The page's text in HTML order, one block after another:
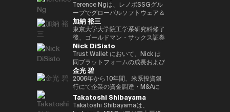
散型アプリケーションとデジタル
資産の可能性を明確に見据えた
Yat氏は、Animoca Brandsをブ
ロックチェーン、ゲーム、NFT、
そしてオープン・メタバース分野
におけるリーダー的地位へと迅速
に導きました。Animoca Brands
はNFTを中心とした複数の子会社
や製品群を展開しており、さらに
540社を超えるブロックチェーン
関連企業に投資を行い、世界最大
級のブロックチェーン投資ポート
フォリオを築いています。 Yat氏
100万ドルを投資したことで知ら
れている。 ターピンは2015年に
「ビットコイン四季モデル
（Four Seasons of Bitcoin）」
を開発した人物でもあり、2024
年に Skyhorse Publishing から
刊行された著書『Bitcoin
Supercycle』は高い評価を受
け、2024年11月上旬におけるビ
ットコインの史上最高値更新を正
確に予測したことで注目を集め
た。 デジタル資産分野に参入す
る以前には、Market Wire（現
事務所長、金融機構局国際課長
（バーゼル規制担当）、国際局企
画役等を歴任。財務省では国際機
構課企画官として国際金融
（FATF、FSB等）を担当。 一橋
大学法学部卒業。ハーバード大学
でComputer Science for AIを履
修。
ア経済への理解促進と、二国間の
経済・金融関係のさらなる強化に
取り組んでいます。 中央銀行、
銀行監督当局、ならびに欧州中央
銀行（ECB）や欧州投資銀行
（EIB）を含む国際金融機関にお
いて15年以上の経験を有し、金
融規制、ガバナンス、コンプライ
アンスの分野で深い専門性を備え
ています。 ローマ大学トル・ヴ
ェルガータ校にて、健全性規制お
よび監督当局の制裁権限をテーマ
とする法学博士号を取得していま
ンス、CX戦略推進などを経験。
2022年 ソニー銀行入社、現在は
ソニー銀行 DX事業企画部長とし
てweb3関連の新規事業企画を推
進。
債・金利デリバティブのトレーデ
ィング業務に従事。 その後、株
式会社松尾研究所に参画し、機械
学習プロジェクトの企画から
PoC、開発を一貫して担当。
2022年より同社取締役に就任、
また生成AIに特化したVCファン
ドを新設。
Terence Ngは、レノボSSGグル
ープでグローバルソフトウェア＆
マネージドサービスビジネスを率
いています。彼は、戦略的な
Microsoft Cloud Solution
Provider（CSP）プログラムを推
進し、Microsoftと連携して関連
するサービスソリューション全体
を推進する責任を負っています。
彼は、セキュリティ、ソフトウェ
ア、クラウド、AIエコシステムに
おける主要な戦略的パートナーシ
ップと販売を、グローバル市場全
加納 裕三
東京大学大学院工学系研究科修了
後、ゴールドマン・サックス証券
株式会社等を経て、2014年に株
式会社bitFlyerを共同創業。
bitFlyer創業以降、暗号資産の国
内の法改正に関する提言や自主規
制ルールの策定等に尽力すると共
に、暗号資産交換業者である
bitFlyer USA, Inc.のCEO、
bitFlyer EUROPE S.A.のチェアマ
Nick DiSisto
Trust Wallet において、Nick は
同プラットフォームの成長および
ユーザー体験の中核を担う、戦略
的イニシアティブおよびエコシス
テム・パートナーシップを統括し
ている。 彼の取り組みは、DeFi
連携、法定通貨のオン／オフラン
金光 碧
2006年から10年間、米系投資銀
行にて企業の資金調達・M&Aに
係るデリバティブストラクチャリ
ング業務に従事。2016年に株式
Takatoshi Shibayama
Takatoshi Shibayamaは、